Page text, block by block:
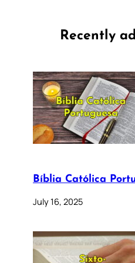
Recently
Bíblia Católica
July 16, 2025